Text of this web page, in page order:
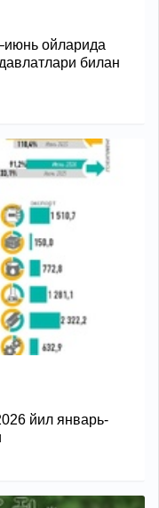
ойларида
билан
йил январь-